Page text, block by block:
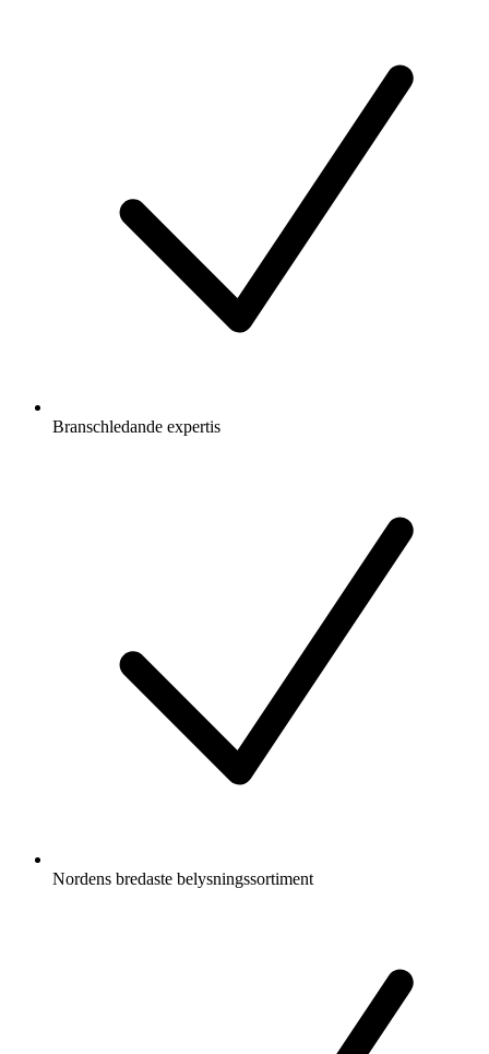
Branschledande expertis
Nordens bredaste belysningssortiment